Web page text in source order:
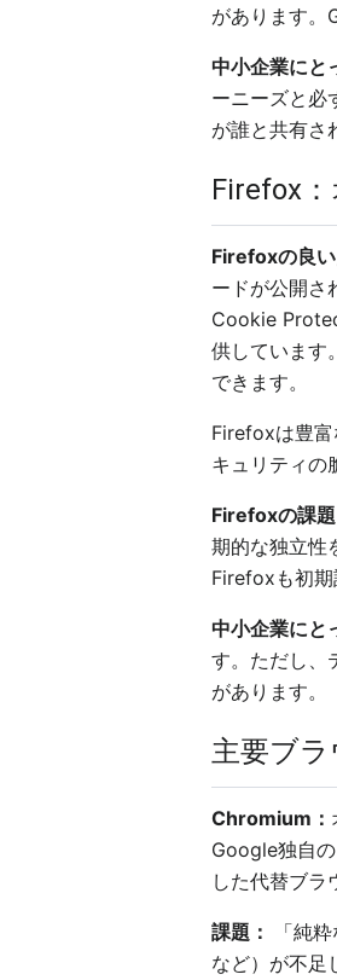
があります。
中小企業にと
ーニーズと必
が誰と共有さ
Firefox
Firefoxの良い
ードが公開さ
Cookie
供しています
できます。
Firefoxは豊富
キュリティの
Firefoxの課題
期的な独立性
Firefoxも初期
中小企業にと
す。ただし、
があります。
主要ブ
Chromium：
Google独自
した代替ブラ
課題：
「純
など）が不足